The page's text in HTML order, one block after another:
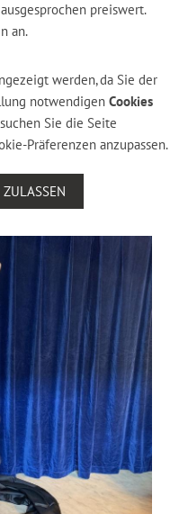
preiswert.
an.
werden, da Sie der
notwendigen Cookies
Sie die Seite
Präferenzen anzupassen.